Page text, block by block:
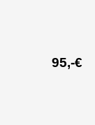
95,-€